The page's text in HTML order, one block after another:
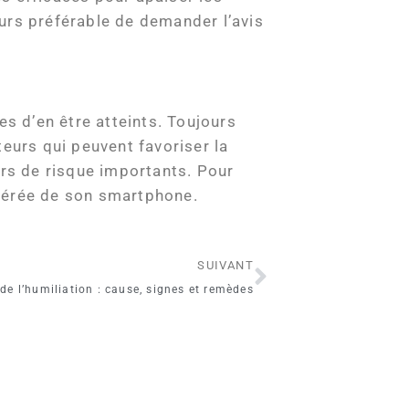
préférable de demander l’avis
d’en être atteints. Toujours
qui peuvent favoriser la
de risque importants. Pour
de son smartphone.
SUIVANT
l’humiliation : cause, signes et remèdes
Suivant